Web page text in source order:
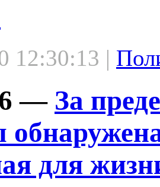
12:30:13 |
— За
для